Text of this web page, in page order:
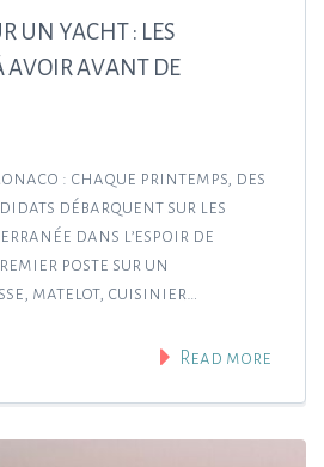
UN YACHT : LES
AVOIR AVANT DE
: chaque printemps, des
débarquent sur les
dans l’espoir de
poste sur un
matelot, cuisinier…
Read more